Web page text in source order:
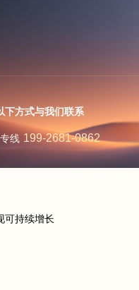
下方式与我们联系
线 199-2681-0862
可持续增长